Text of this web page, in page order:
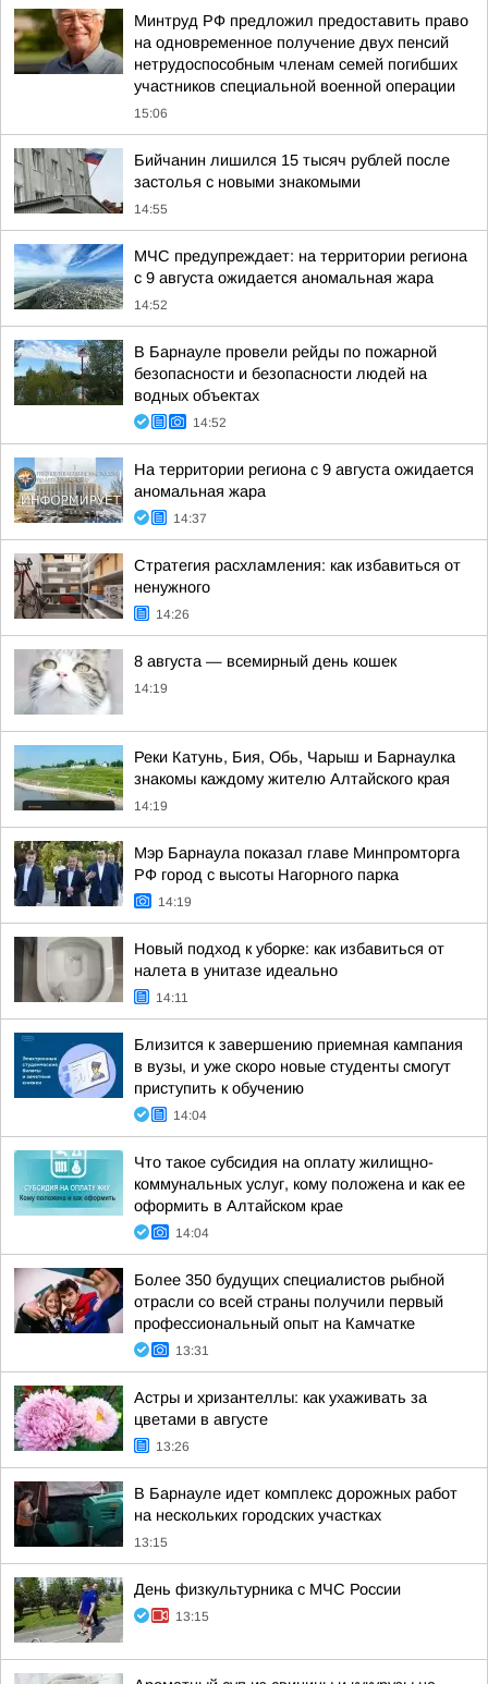
Минтруд РФ предложил предоставить право
на одновременное получение двух пенсий
нетрудоспособным членам семей погибших
участников специальной военной операции
15:06
Бийчанин лишился 15 тысяч рублей после
застолья с новыми знакомыми
14:55
МЧС предупреждает: на территории региона
с 9 августа ожидается аномальная жара
14:52
В Барнауле провели рейды по пожарной
безопасности и безопасности людей на
водных объектах
14:52
На территории региона с 9 августа ожидается
аномальная жара
14:37
Стратегия расхламления: как избавиться от
ненужного
14:26
8 августа — всемирный день кошек
14:19
Реки Катунь, Бия, Обь, Чарыш и Барнаулка
знакомы каждому жителю Алтайского края
14:19
Мэр Барнаула показал главе Минпромторга
РФ город с высоты Нагорного парка
14:19
Новый подход к уборке: как избавиться от
налета в унитазе идеально
14:11
Близится к завершению приемная кампания
в вузы, и уже скоро новые студенты смогут
приступить к обучению
14:04
Что такое субсидия на оплату жилищно-
коммунальных услуг, кому положена и как ее
оформить в Алтайском крае
14:04
Более 350 будущих специалистов рыбной
отрасли со всей страны получили первый
профессиональный опыт на Камчатке
13:31
Астры и хризантеллы: как ухаживать за
цветами в августе
13:26
В Барнауле идет комплекс дорожных работ
на нескольких городских участках
13:15
День физкультурника с МЧС России
13:15